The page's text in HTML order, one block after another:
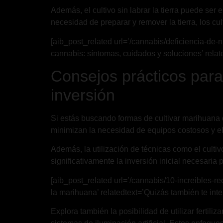
Además, el cultivo sin labrar la tierra puede ser
necesidad de preparar y remover la tierra, los
[aib_post_related url=’/cannabis/deficiencia-
cannabis: síntomas, cuidados y soluciones’
Consejos prácticos
inversión
Si estás buscando formas de cultivar
minimizan la necesidad de equipos costosos y
Además, la utilización de técnicas como el
significativamente la inversión inicial necesaria
[aib_post_related url=’/cannabis/10-increibles-
la marihuana’ relatedtext=’Quizás también te
Explora también la posibilidad de utilizar